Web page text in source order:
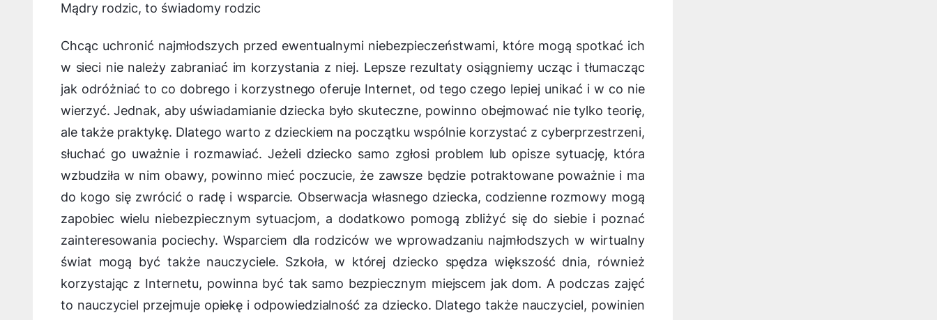
Mądry rodzic, to świadomy rodzic
Chcąc uchronić najmłodszych przed ewentualnymi niebezpieczeństwami, które mogą spotkać ich
w sieci nie należy zabraniać im korzystania z niej. Lepsze rezultaty osiągniemy ucząc i tłumacząc
jak odróżniać to co dobrego i korzystnego oferuje Internet, od tego czego lepiej unikać i w co nie
wierzyć. Jednak, aby uświadamianie dziecka było skuteczne, powinno obejmować nie tylko teorię,
ale także praktykę. Dlatego warto z dzieckiem na początku wspólnie korzystać z cyberprzestrzeni,
słuchać go uważnie i rozmawiać. Jeżeli dziecko samo zgłosi problem lub opisze sytuację, która
wzbudziła w nim obawy, powinno mieć poczucie, że zawsze będzie potraktowane poważnie i ma
do kogo się zwrócić o radę i wsparcie. Obserwacja własnego dziecka, codzienne rozmowy mogą
zapobiec wielu niebezpiecznym sytuacjom, a dodatkowo pomogą zbliżyć się do siebie i poznać
zainteresowania pociechy. Wsparciem dla rodziców we wprowadzaniu najmłodszych w wirtualny
świat mogą być także nauczyciele. Szkoła, w której dziecko spędza większość dnia, również
korzystając z Internetu, powinna być tak samo bezpiecznym miejscem jak dom. A podczas zajęć
to nauczyciel przejmuje opiekę i odpowiedzialność za dziecko. Dlatego także nauczyciel, powinien